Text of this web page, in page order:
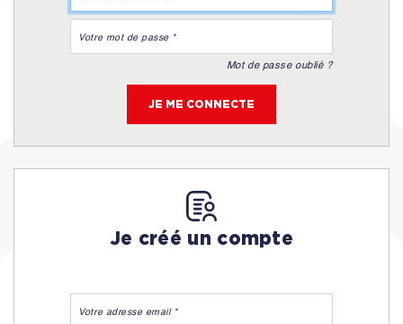
Mot de passe oublié ?
JE ME CONNECTE
Je créé un compte